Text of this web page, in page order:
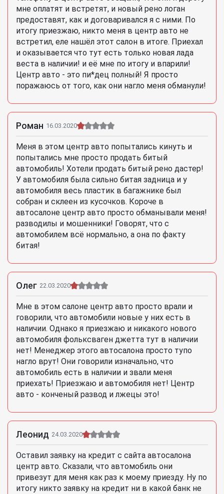
мне оплатят и встретят, и новый рено логан
предоставят, как и договаривался я с ними. По
итогу приезжаю, никто меня в центр авто не
встретил, еле нашёл этот салон в итоге. Приехал
и оказывается что тут есть только новая лада
веста в наличии! и её мне по итогу и впарили!
Центр авто - это пи*дец полный! Я просто
поражаюсь от того, как они нагло меня обманули!
Роман 16.03.2020
Меня в этом центр авто попытались кинуть и
попытались мне просто продать битый
автомобиль! Хотели продать битый рено дастер!
У автомобиля была сильно битая задница и у
автомобиля весь пластик в багажнике был
собран и склеен из кусочков. Короче в
автосалоне центр авто просто обманывали меня!
разводилы и мошенники! Говорят, что с
автомобилем всё нормально, а она по факту
битая!
Олег 22.03.2020
Мне в этом салоне центр авто просто врали и
говорили, что автомобили новые у них есть в
наличии. Однако я приезжаю и никакого нового
автомобиля фольксваген джетта тут в наличии
нет! Менеджер этого автосалона просто тупо
нагло врут! Они говорили изначально, что
автомобиль есть в наличии и звали меня
приехать! Приезжаю и автомобиля нет! Центр
авто - конченый развод и лжецы это!
Леонид 24.03.2020
Оставил заявку на кредит с сайта автосалона
центр авто. Сказали, что автомобиль они
привезут для меня как раз к моему приезду. Ну по
итогу никто заявку на кредит ни в какой банк не